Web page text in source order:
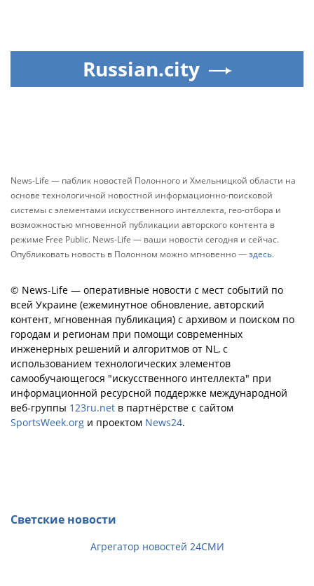
Russian.city
News-Life — паблик новостей Полонного и Хмельницкой области на
основе технологичной новостной информационно-поисковой
системы с элементами искусственного интеллекта, гео-отбора и
возможностью мгновенной публикации авторского контента в
режиме Free Public. News-Life — ваши новости сегодня и сейчас.
Опубликовать новость в Полонном можно мгновенно —здесь.
© News-Life — оперативные новости с мест событий по
всей Украине (ежеминутное обновление, авторский
контент, мгновенная публикация) с архивом и поиском по
городам и регионам при помощи современных
инженерных решений и алгоритмов от NL, с
использованием технологических элементов
самообучающегося "искусственного интеллекта" при
информационной ресурсной поддержке международной
веб-группы 123ru.net в партнёрстве с сайтом
SportsWeek.org и проектом News24.
Светские новости
Агрегатор новостей 24СМИ